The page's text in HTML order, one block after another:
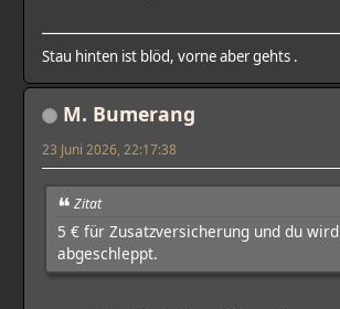
Stau hinten ist blöd, vorne aber gehts .
M. Bumerang
23 Juni 2026, 22:17:38
Zitat
5 € für Zusatzversicherung und du wird
abgeschleppt.